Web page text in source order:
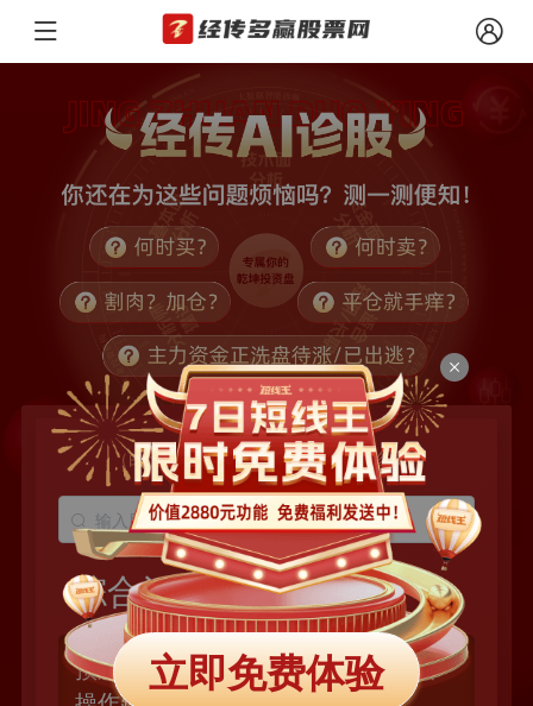
（由于诊断人数较多，每日5次免费诊股）
股票代码 股票名称 诊股
综合评分：？？分
预测短期内走势如何，看分析师买卖
立即免费体验